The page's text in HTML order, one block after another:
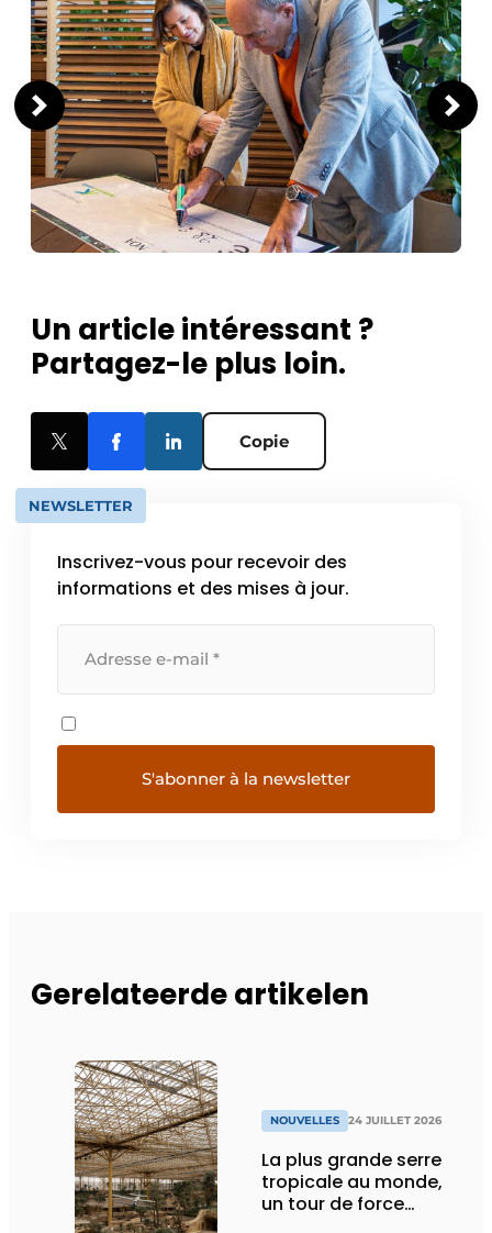
Un article intéressant ?
Partagez-le plus loin.
Copie
NEWSLETTER
Inscrivez-vous pour recevoir des
informations et des mises à jour.
Gerelateerde artikelen
NOUVELLES 24 JUILLET 2026
La plus grande serre
tropicale au monde,
un tour de force